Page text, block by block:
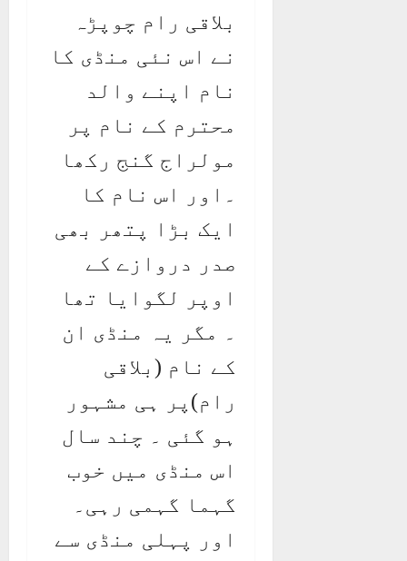
بلاقی رام چوپڑہ
نے اس نئی منڈی کا
نام اپنے والد
محترم کے نام پر
مولراج گنج رکھا
۔اور اس نام کا
ایک بڑا پتھر بھی
صدر دروازے کے
اوپر لگوایا تھا
۔ مگر یہ منڈی ان
کے نام (بلاقی
رام)پر ہی مشہور
ہو گئی ۔ چند سال
اس منڈی میں خوب
گہما گہمی رہی۔
اور پہلی منڈی سے